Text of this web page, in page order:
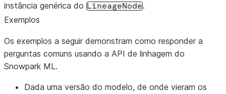
instância genérica do LineageNode.
Exemplos
Os exemplos a seguir demonstram como responder a
perguntas comuns usando a API de linhagem do
Snowpark ML.
Dada uma versão do modelo, de onde vieram os